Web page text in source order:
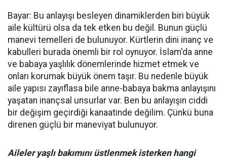
Bayar: Bu anlayışı besleyen dinamiklerden biri büyük
aile kültürü olsa da tek etken bu değil. Bunun güçlü
manevi temelleri de bulunuyor. Kürtlerin dini inanç ve
kabulleri burada önemli bir rol oynuyor. İslam'da anne
ve babaya yaşlılık dönemlerinde hizmet etmek ve
onları korumak büyük önem taşır. Bu nedenle büyük
aile yapısı zayıflasa bile anne-babaya bakma anlayışını
yaşatan inançsal unsurlar var. Ben bu anlayışın ciddi
bir değişim geçirdiği kanaatinde değilim. Çünkü buna
direnen güçlü bir maneviyat bulunuyor.
Aileler yaşlı bakımını üstlenmek isterken hangi